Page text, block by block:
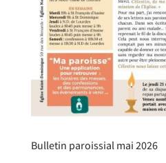
Bulletin paroissial mai 2026